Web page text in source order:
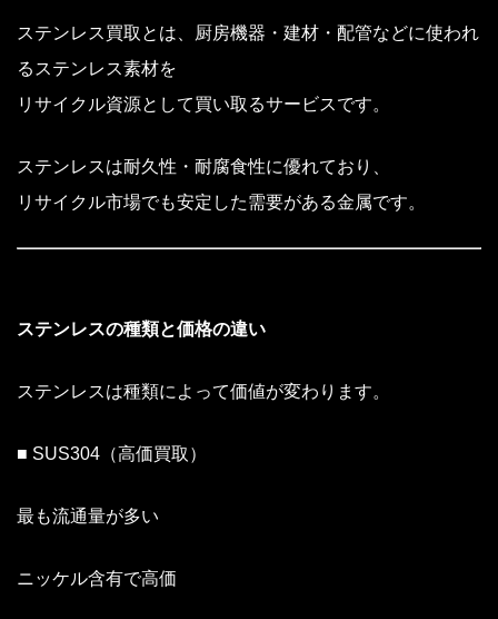
ステンレス買取とは、厨房機器・建材・配管などに使われ
るステンレス素材を
リサイクル資源として買い取るサービスです。
ステンレスは耐久性・耐腐食性に優れており、
リサイクル市場でも安定した需要がある金属です。
ステンレスの種類と価格の違い
ステンレスは種類によって価値が変わります。
■ SUS304（高価買取）
最も流通量が多い
ニッケル含有で高価